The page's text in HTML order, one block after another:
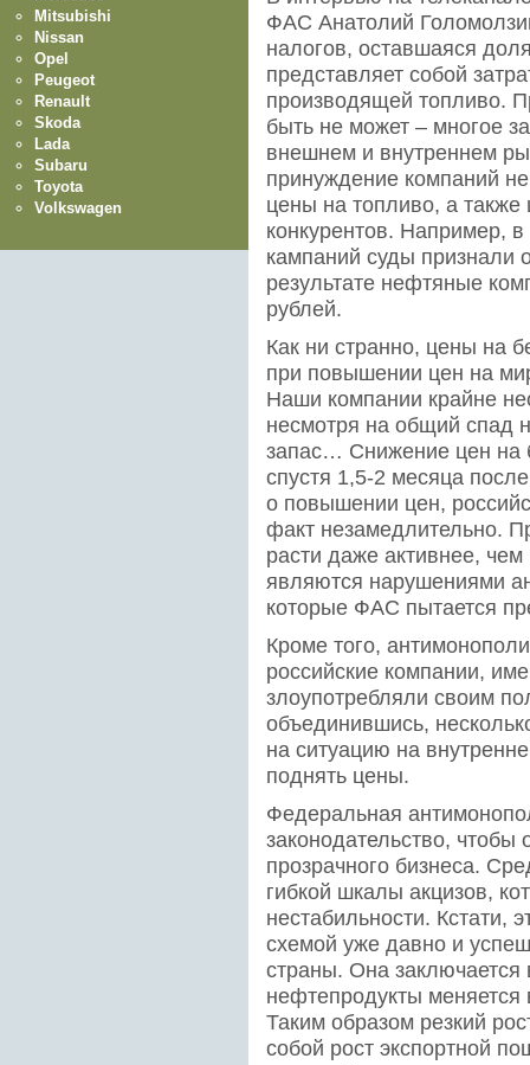
ФАС Анатолий
налогов, оставшаяся
представляет собой
производящей топливо.
быть не может – многое
внешнем и внутреннем
принуждение компаний
цены на топливо, а
конкурентов. Например,
кампаний суды
результате нефтяные
рублей.
Как ни странно, цены на
при повышении цен на
Наши компании крайне
несмотря на общий спад
запас… Снижение цен на
спустя 1,5-2 месяца
о повышении цен,
факт незамедлительно.
расти даже активнее,
являются нарушениями
которые ФАС пытается
Кроме того,
российские компании,
злоупотребляли своим
объединившись,
на ситуацию на
поднять цены.
Федеральная
законодательство,
прозрачного бизнеса.
гибкой шкалы акцизов,
нестабильности. Кстати,
схемой уже давно и
страны. Она заключается
нефтепродукты меняется
Таким образом резкий
собой рост экспортной
Mitsubishi
Nissan
Opel
Peugeot
Renault
Skoda
Lada
Subaru
Toyota
Volkswagen